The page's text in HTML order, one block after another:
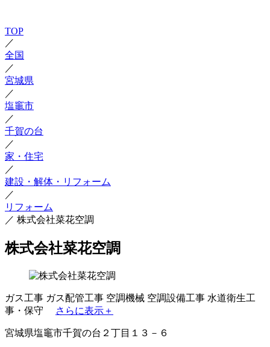
TOP
／
全国
／
宮城県
／
塩竈市
／
千賀の台
／
家・住宅
／
建設・解体・リフォーム
／
リフォーム
／ 株式会社菜花空調
株式会社菜花空調
ガス工事 ガス配管工事 空調機械 空調設備工事 水道衛生工
事・保守
さらに表示＋
宮城県塩竈市千賀の台２丁目１３－６